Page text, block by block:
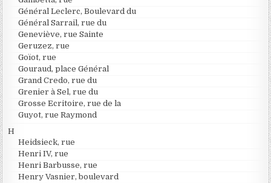
Général Leclerc, Boulevard du
Général Sarrail, rue du
Geneviève, rue Sainte
Geruzez, rue
Goïot, rue
Gouraud, place Général
Grand Credo, rue du
Grenier à Sel, rue du
Grosse Ecritoire, rue de la
Guyot, rue Raymond
H
Heidsieck, rue
Henri IV, rue
Henri Barbusse, rue
Henry Vasnier, boulevard